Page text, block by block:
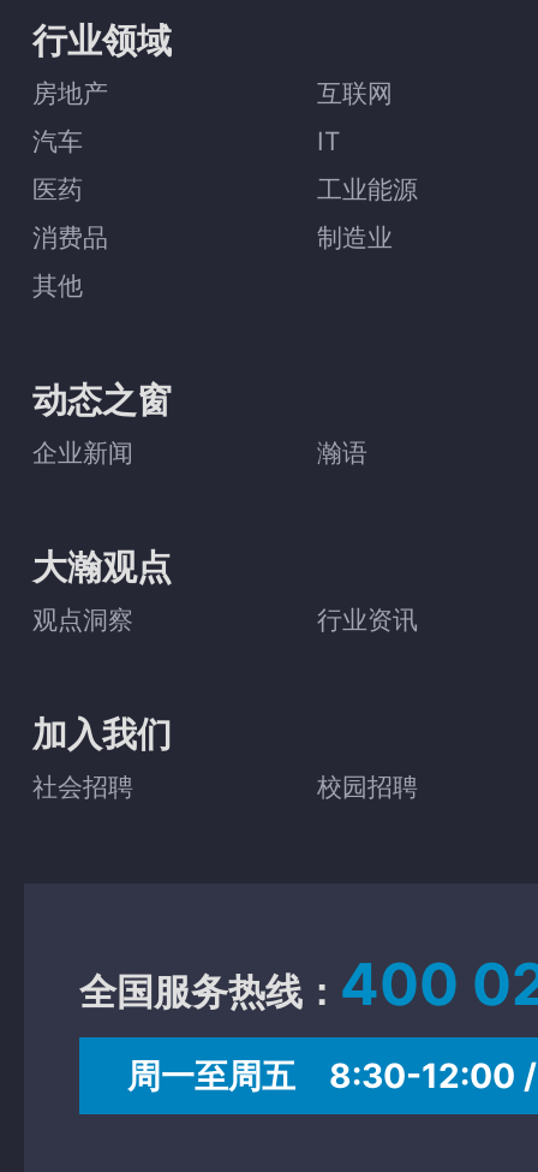
行业领域
房地产
互联网
汽车
IT
医药
工业能源
消费品
制造业
其他
动态之窗
企业新闻 瀚语
大瀚观点
观点洞察 行业资讯
加入我们
社会招聘 校园招聘
全国服务热线： 400
周一至周五 8:30-12:00